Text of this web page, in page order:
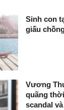
Sinh con
giấu
Vương
quãng
scandal